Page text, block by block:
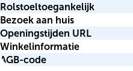
Rolstoeltoegankelijk
Bezoek aan huis
Openingstijden URL
Winkelinformatie
AGB-code